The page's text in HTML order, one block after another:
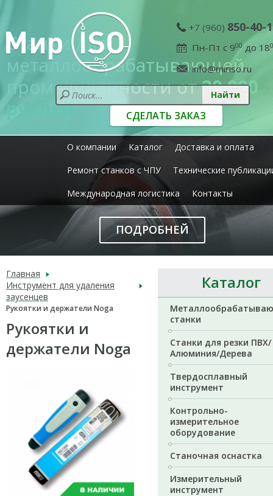
+7 (960) 850-40-
Пн-Пт с 900до 18
info@miriso.ru
СДЕЛАТЬ ЗАКАЗ
О компании Каталог
Доставка и оплата
Ремонт станков с ЧПУ
Технические
Международная логистика
Контакты
Станки для
металлообрабатывающей
промышленности от20 000
рублей
ПОДРОБНЕЙ
Главная
Инструмент для удаления
заусенцев
Рукоятки и держатели Noga
Рукоятки и
держатели Noga
Каталог
станки
Станки для резки ПВХ/
Алюминия/Дерева
Твердосплавный
инструмент
Контрольно-
измерительное
оборудование
Станочная оснастка
Измерительный
инструмент